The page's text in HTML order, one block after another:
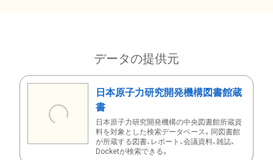
データの提供元
日本原子力研究開発機構図書館蔵
書
日本原子力研究開発機構の中央図書館所蔵資
料を対象とした検索データベース。同図書館
が所蔵する図書、レポート、会議資料、雑誌、
Docketが検索できる。